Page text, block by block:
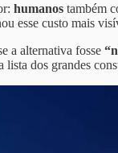
humanos também
esse custo mais
a alternativa fosse
dos grandes